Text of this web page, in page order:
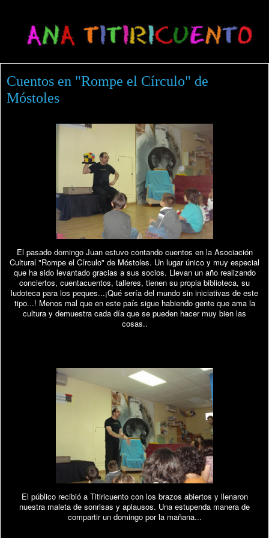
Cuentos en "Rompe el Círculo" de
Móstoles
El pasado domingo Juan estuvo contando cuentos en la Asociación
Cultural "Rompe el Círculo" de Móstoles. Un lugar único y muy especial
que ha sido levantado gracias a sus socios. Llevan un año realizando
conciertos, cuentacuentos, talleres, tienen su propia biblioteca, su
ludoteca para los peques...¡Qué sería del mundo sin iniciativas de este
tipo...! Menos mal que en este país sigue habiendo gente que ama la
cultura y demuestra cada día que se pueden hacer muy bien las
cosas..
El público recibió a Titiricuento con los brazos abiertos y llenaron
nuestra maleta de sonrisas y aplausos. Una estupenda manera de
compartir un domingo por la mañana...